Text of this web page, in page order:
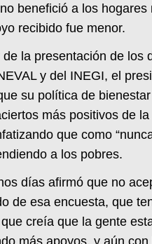
benefició a los hogares
recibido fue menor.
de la presentación de los
y del INEGI, el
su política de
más positivos de
que como
a los pobres.
días afirmó que no
de esa encuesta, que
creía que la gente
más apoyos, y aún con